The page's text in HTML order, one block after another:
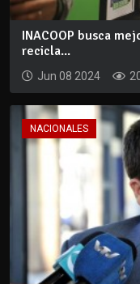
INACOOP busca
recicla...
Jun 08 2024
NACIONALES